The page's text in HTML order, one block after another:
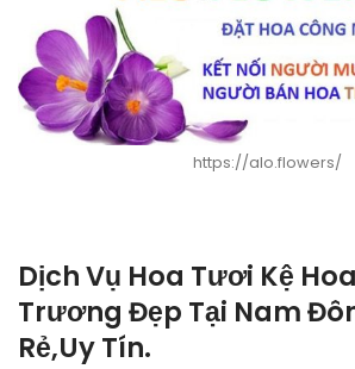
https://alo.flowers/
Dịch Vụ Hoa Tươi Kệ
Trương Đẹp Tại Nam
Rẻ,Uy Tín.